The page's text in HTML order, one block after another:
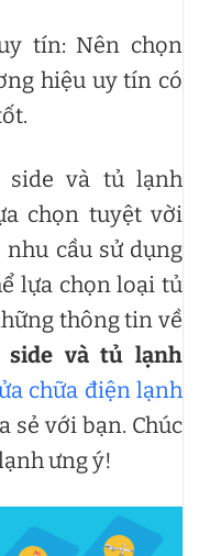
tín: Nên chọn
hiệu uy tín có
side và tủ lạnh
chọn tuyệt vời
cầu sử dụng
lựa chọn loại tủ
thông tin về
side và tủ lạnh
chữa điện lạnh
sẻ với bạn. Chúc
ưng ý!